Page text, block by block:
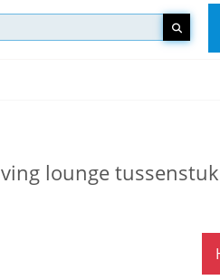
lounge